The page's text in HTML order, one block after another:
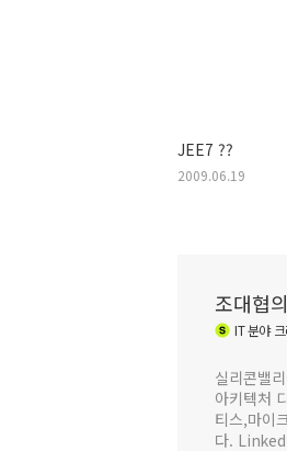
JEE7 ??
2009.06.19
조대협
IT분야 크
실리콘밸
아키텍처
티스,마이
다.